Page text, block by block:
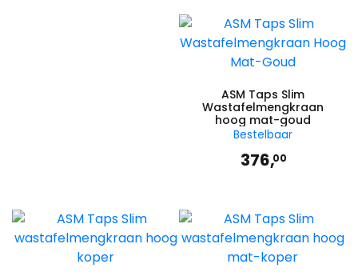
ASM Taps Slim
Wastafelmengkraan
hoog mat-goud
Bestelbaar
376,00